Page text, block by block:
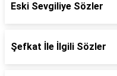
Eski Sevgiliye Sözler
Şefkat İle İlgili Sözler